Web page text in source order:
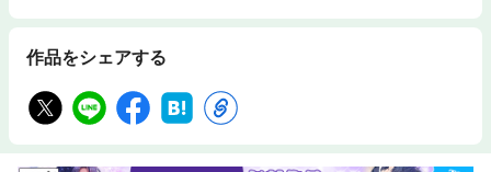
作品をシェアする